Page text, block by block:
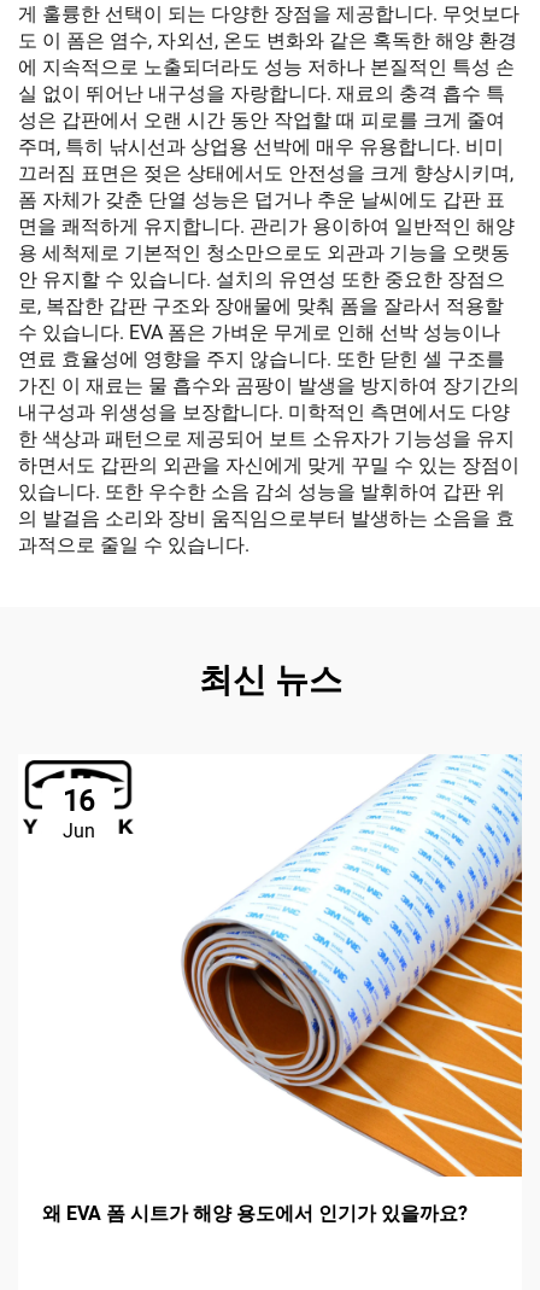
게 훌륭한 선택이 되는 다양한 장점을 제공합니다. 무엇보다
도 이 폼은 염수, 자외선, 온도 변화와 같은 혹독한 해양 환경
에 지속적으로 노출되더라도 성능 저하나 본질적인 특성 손
실 없이 뛰어난 내구성을 자랑합니다. 재료의 충격 흡수 특
성은 갑판에서 오랜 시간 동안 작업할 때 피로를 크게 줄여
주며, 특히 낚시선과 상업용 선박에 매우 유용합니다. 비미
끄러짐 표면은 젖은 상태에서도 안전성을 크게 향상시키며,
폼 자체가 갖춘 단열 성능은 덥거나 추운 날씨에도 갑판 표
면을 쾌적하게 유지합니다. 관리가 용이하여 일반적인 해양
용 세척제로 기본적인 청소만으로도 외관과 기능을 오랫동
안 유지할 수 있습니다. 설치의 유연성 또한 중요한 장점으
로, 복잡한 갑판 구조와 장애물에 맞춰 폼을 잘라서 적용할
수 있습니다. EVA 폼은 가벼운 무게로 인해 선박 성능이나
연료 효율성에 영향을 주지 않습니다. 또한 닫힌 셀 구조를
가진 이 재료는 물 흡수와 곰팡이 발생을 방지하여 장기간의
내구성과 위생성을 보장합니다. 미학적인 측면에서도 다양
한 색상과 패턴으로 제공되어 보트 소유자가 기능성을 유지
하면서도 갑판의 외관을 자신에게 맞게 꾸밀 수 있는 장점이
있습니다. 또한 우수한 소음 감쇠 성능을 발휘하여 갑판 위
의 발걸음 소리와 장비 움직임으로부터 발생하는 소음을 효
과적으로 줄일 수 있습니다.
최신 뉴스
16
Jun
왜 EVA 폼 시트가 해양 용도에서 인기가 있을까요?